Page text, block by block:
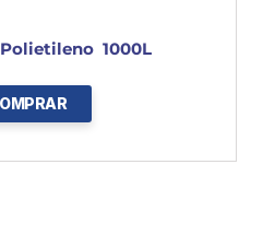
1000L